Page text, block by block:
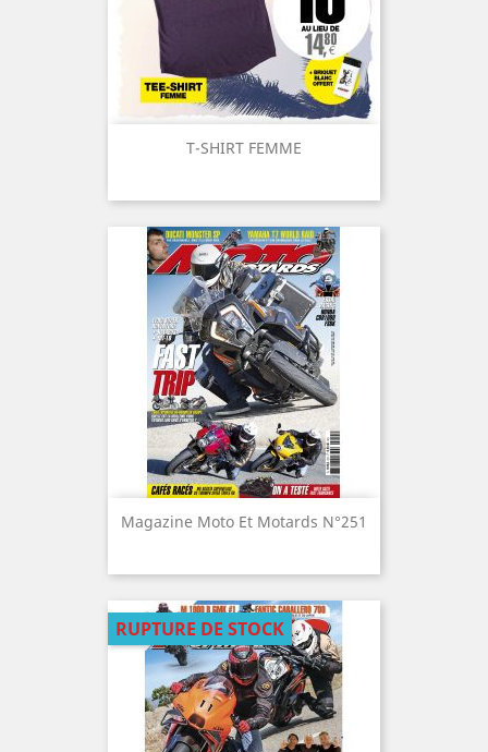
T-SHIRT FEMME
Magazine Moto Et Motards N°251
RUPTURE DE STOCK